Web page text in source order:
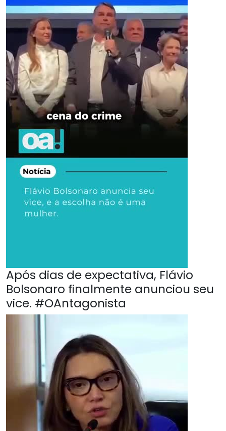
Após dias de expectativa, Flávio
Bolsonaro finalmente anunciou seu
vice. #OAntagonista